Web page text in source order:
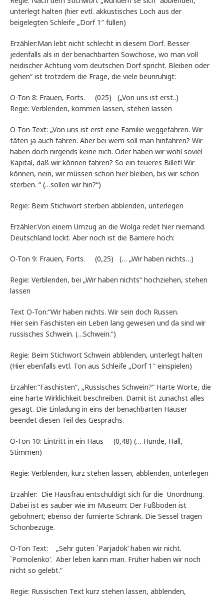
unterlegt halten (hier evtl. akkustisches Loch aus der
beigelegten Schleife „Dorf 1″ füllen)
Erzähler:Man lebt nicht schlecht in diesem Dorf. Besser
jedenfalls als in der benachbarten Sowchose, wo man voll
neidischer Achtung vom deutschen Dorf spricht. Bleiben oder
gehen“ ist trotzdem die Frage, die viele beunruhigt:
O-Ton 8: Frauen, Forts. (025) („Von uns ist erst..)
Regie: Verblenden, kommen lassen, stehen lassen
O-Ton-Text: „Von uns ist erst eine Familie weggefahren. Wir
täten ja auch fahren. Aber bei wem soll man hinfahren? Wir
haben doch nirgends keine nich. Oder haben wir wohl soviel
Kapital, daß wir können fahren? So ein teueres Billet! Wir
können, nein, wir müssen schon hier bleiben, bis wir schon
sterben. “ (…sollen wir hin?“)
Regie: Beim Stichwort sterben abblenden, unterlegen
Erzähler:Von einem Umzug an die Wolga redet hier niemand.
Deutschland lockt. Aber noch ist die Barriere hoch:
O-Ton 9: Frauen, Forts. (0,25) (… „Wir haben nichts…)
Regie: Verblenden, bei „Wir haben nichts“ hochziehen, stehen
lassen
Text O-Ton:“Wir haben nichts. Wir sein doch Russen.
Hier sein Faschisten ein Leben lang gewesen und da sind wir
russisches Schwein. (…Schwein.“)
Regie: Beim Stichwort Schwein abblenden, unterlegt halten
(Hier ebenfalls evtl. Ton aus Schleife „Dorf 1″ einspielen)
Erzähler:“Faschisten“, „Russisches Schwein?“ Harte Worte, die
eine harte Wirklichkeit beschreiben. Damit ist zunächst alles
gesagt. Die Einladung in eins der benachbarten Häuser
beendet diesen Teil des Gesprächs.
O-Ton 10: Eintritt in ein Haus (0,48) (… Hunde, Hall,
Stimmen)
Regie: Verblenden, kurz stehen lassen, abblenden, unterlegen
Erzähler: Die Hausfrau entschuldigt sich für die Unordnung.
Dabei ist es sauber wie im Museum: Der Fußboden ist
gebohnert; ebenso der furnierte Schrank. Die Sessel tragen
Schonbezüge.
O-Ton Text: „Sehr guten `Parjadok‘ haben wir nicht.
`Pomolenko‘. Aber leben kann man. Früher haben wir noch
nicht so gelebt.“
Regie: Russischen Text kurz stehen lassen, abblenden,